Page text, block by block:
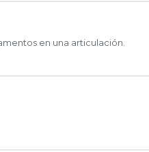
en una articulación.